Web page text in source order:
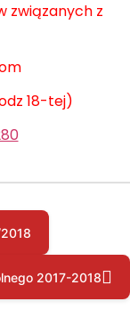
związanych z
18-tej)
2018
2017-2018